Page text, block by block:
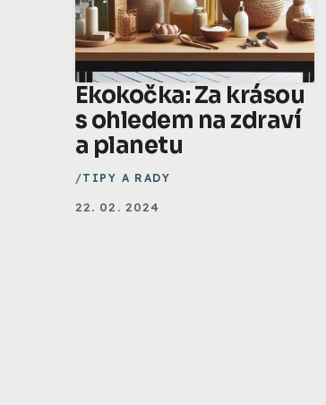
Ekokočka: Za krásou
s ohledem na zdraví
a planetu
TIPY A RADY
22. 02. 2024